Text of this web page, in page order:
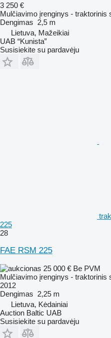
3 250 €
Mulčiavimo įrenginys - traktorinis
Dengimas 2,5 m
Lietuva, Mažeikiai
UAB “Kunista”
Susisiekite su pardavėju
225
28
FAE RSM 225
25 000 € Be PVM
Mulčiavimo įrenginys - traktorinis
2012
Dengimas 2,25 m
Lietuva, Kėdainiai
Auction Baltic UAB
Susisiekite su pardavėju